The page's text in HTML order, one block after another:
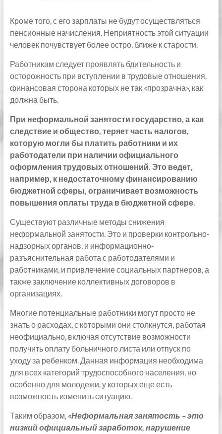
Кроме того, с его зарплаты не будут осуществляться
пенсионные начисления. Неприятность этой ситуации
человек почувствует более остро, ближе к старости.
Работникам следует проявлять бдительность и
осторожность при вступлении в трудовые отношения,
финансовая сторона которых не так «прозрачна», как
должна быть.
При неформальной занятости государство, а как
следствие и общество, теряет часть налогов,
которую могли бы платить работники и их
работодатели при наличии официального
оформления трудовых отношений. Это ведет,
например, к недостаточному финансированию
бюджетной сферы, ограничивает возможность
повышения оплаты труда в бюджетной сфере.
Существуют различные методы снижения
неформальной занятости. Это и проверки контрольно-
надзорных органов, и информационно-
разъяснительная работа с работодателями и
работниками, и привлечение социальных партнеров, а
также заключение коллективных договоров в
организациях.
Многие потенциальные работники могут просто не
знать о расходах, с которыми они столкнутся, работая
неофициально, включая отсутствие возможности
получить оплату больничного листа или отпуск по
уходу за ребенком. Данная информация необходима
для всех категорий трудоспособного населения, но
особенно для молодежи, у которых еще есть
возможность изменить ситуацию.
Таким образом, «Неформальная занятость – это
низкий официальный заработок, нарушение